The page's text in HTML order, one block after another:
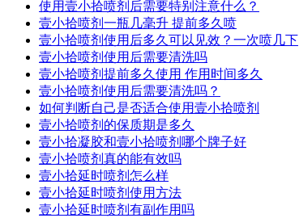
使用壹小拾喷剂后需要特别注意什么？
壹小拾喷剂一瓶几毫升 提前多久喷
壹小拾喷剂使用后多久可以见效？一次喷几下
壹小拾喷剂使用后需要清洗吗
壹小拾喷剂提前多久使用 作用时间多久
壹小拾喷剂使用后需要清洗吗？
如何判断自己是否适合使用壹小拾喷剂
壹小拾喷剂的保质期是多久
壹小拾凝胶和壹小拾喷剂哪个牌子好
壹小拾喷剂真的能有效吗
壹小拾延时喷剂怎么样
壹小拾延时喷剂使用方法
壹小拾延时喷剂有副作用吗